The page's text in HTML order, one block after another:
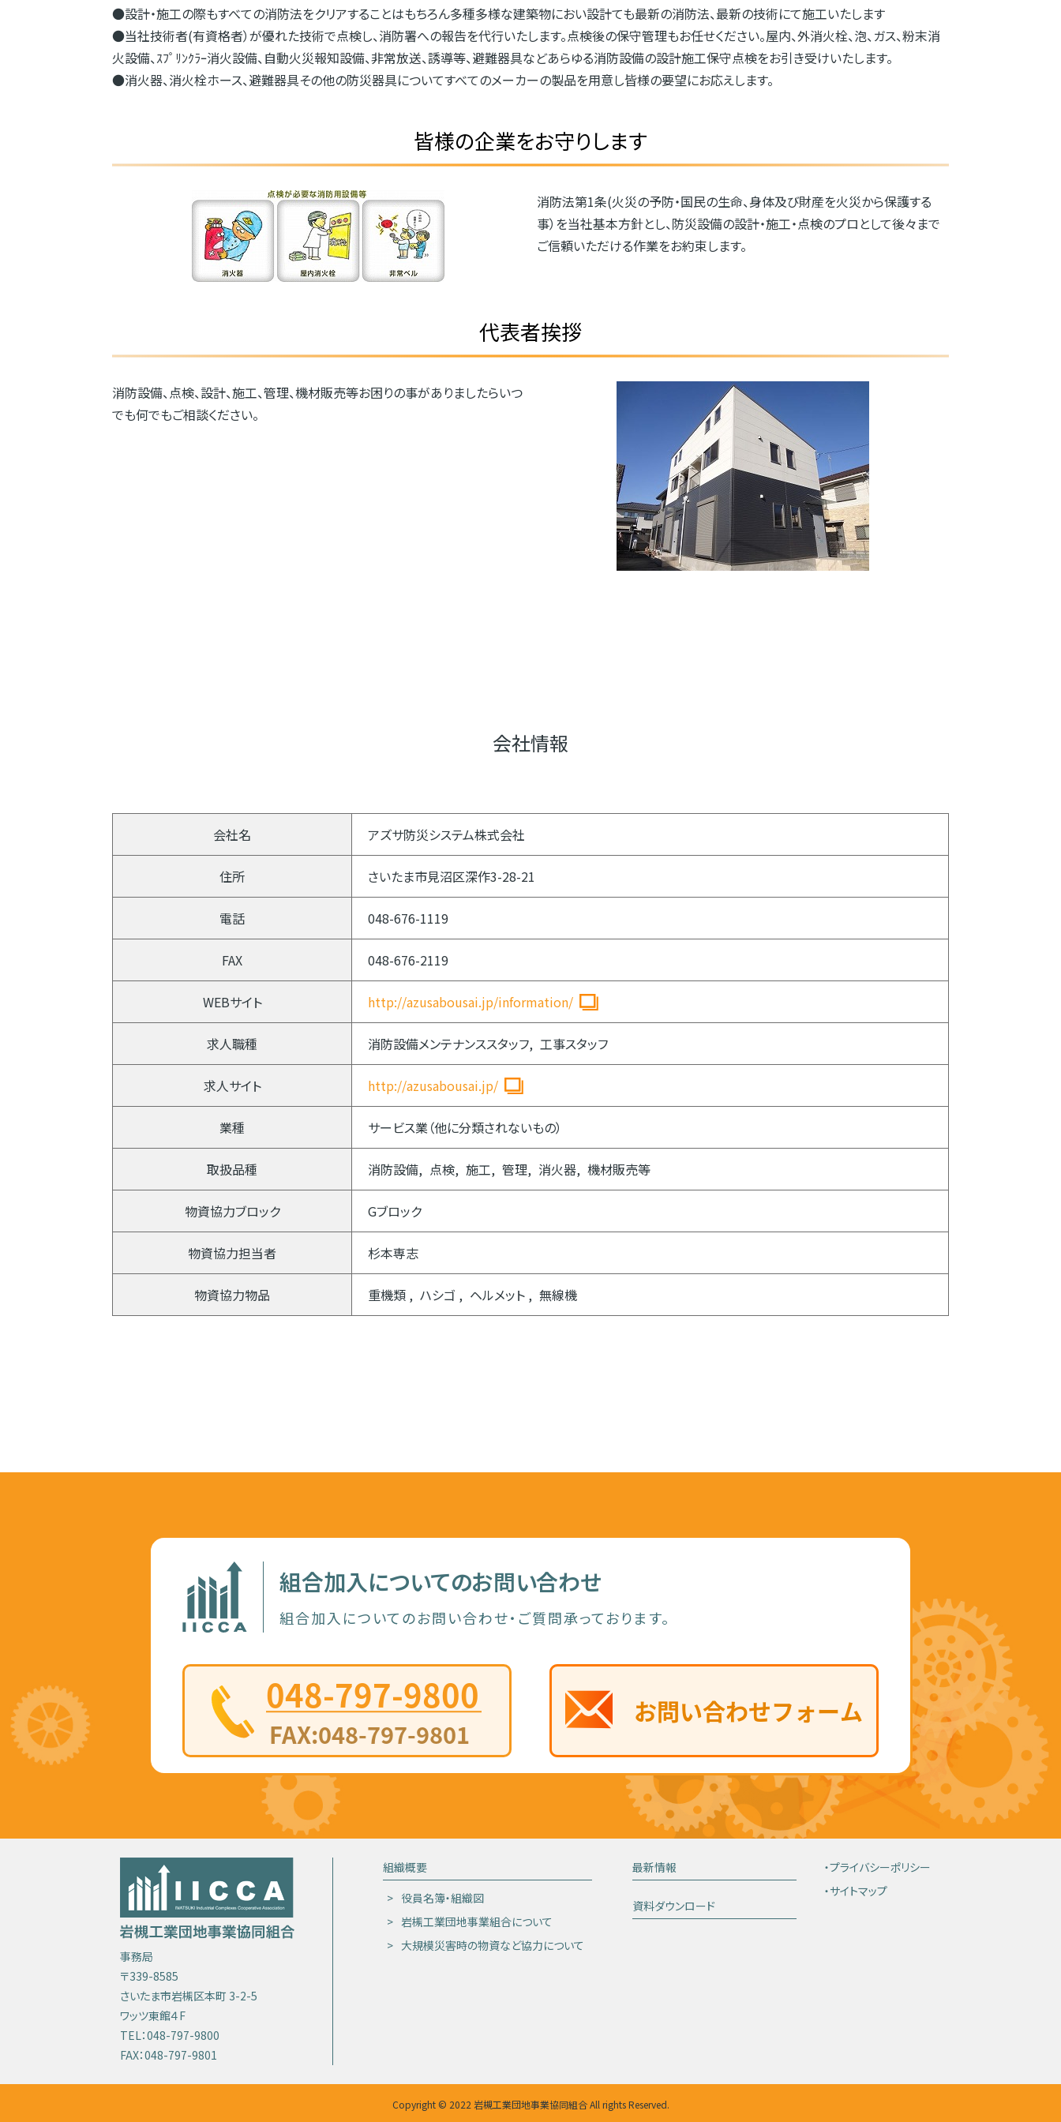
●設計・施工の際もすべての消防法をクリアすることはもちろん多種多様な建築物におい設計ても最新の消防法、最新の技術にて施工いたします
●当社技術者(有資格者）が優れた技術で点検し、消防署への報告を代行いたします。点検後の保守管理もお任せください。屋内、外消火栓、泡、ガス、粉末消
火設備、ｽﾌﾟﾘﾝｸﾗｰ消火設備、自動火災報知設備、非常放送、誘導等、避難器具などあらゆる消防設備の設計施工保守点検をお引き受けいたします。
●消火器、消火栓ホース、避難器具その他の防災器具についてすべてのメーカーの製品を用意し皆様の要望にお応えします。
皆様の企業をお守りします
消防法第1条(火災の予防・国民の生命、身体及び財産を火災から保護する
事）を当社基本方針とし、防災設備の設計・施工・点検のプロとして後々まで
ご信頼いただける作業をお約束します。
代表者挨拶
消防設備、点検、設計、施工、管理、機材販売等お困りの事がありましたらいつ
でも何でもご相談ください。
会社情報
会社名 アズサ防災システム株式会社
住所 さいたま市見沼区深作3-28-21
電話 048-676-1119
FAX 048-676-2119
WEBサイト http://azusabousai.jp/information/
求人職種 消防設備メンテナンススタッフ 工事スタッフ
求人サイト http://azusabousai.jp/
業種 サービス業（他に分類されないもの）
取扱品種 消防設備 点検 施工 管理 消火器 機材販売等
物資協力ブロック Gブロック
物資協力担当者 杉本専志
物資協力物品 重機類 ハシゴ ヘルメット 無線機
組合加入についてのお問い合わせ
組合加入についてのお問い合わせ・ご質問承っております。
事務局
〒339-8585
さいたま市岩槻区本町 3-2-5
ワッツ東館４F
TEL：048-797-9800
FAX：048-797-9801
組織概要
役員名簿・組織図
岩槻工業団地事業組合について
大規模災害時の物資など協力について
最新情報
資料ダウンロード
・プライバシーポリシー
・サイトマップ
Copyright © 2022 岩槻工業団地事業協同組合 All rights Reserved.